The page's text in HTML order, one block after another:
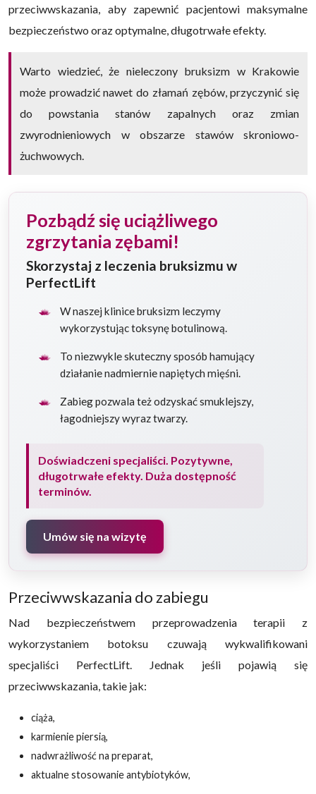
przeciwwskazania, aby zapewnić pacjentowi maksymalne
bezpieczeństwo oraz optymalne, długotrwałe efekty.
Warto wiedzieć, że nieleczony bruksizm w Krakowie
może prowadzić nawet do złamań zębów, przyczynić się
do powstania stanów zapalnych oraz zmian
zwyrodnieniowych w obszarze stawów skroniowo-
żuchwowych.
Pozbądź się uciążliwego
zgrzytania zębami!
Skorzystaj z leczenia bruksizmu w
PerfectLift
W naszej klinice bruksizm leczymy
wykorzystując toksynę botulinową.
To niezwykle skuteczny sposób hamujący
działanie nadmiernie napiętych mięśni.
Zabieg pozwala też odzyskać smuklejszy,
łagodniejszy wyraz twarzy.
Doświadczeni specjaliści. Pozytywne,
długotrwałe efekty. Duża dostępność
terminów.
Umów się na wizytę
Przeciwwskazania do zabiegu
Nad bezpieczeństwem przeprowadzenia terapii z
wykorzystaniem botoksu czuwają wykwalifikowani
specjaliści PerfectLift. Jednak jeśli pojawią się
przeciwwskazania, takie jak:
ciąża,
karmienie piersią,
nadwrażliwość na preparat,
aktualne stosowanie antybiotyków,